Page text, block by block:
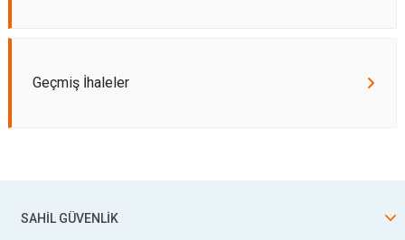
Geçmiş İhaleler
SAHİL GÜVENLİK